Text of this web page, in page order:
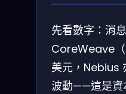
先看數字：消
CoreWeave（
美元，Nebius
波動——這是資